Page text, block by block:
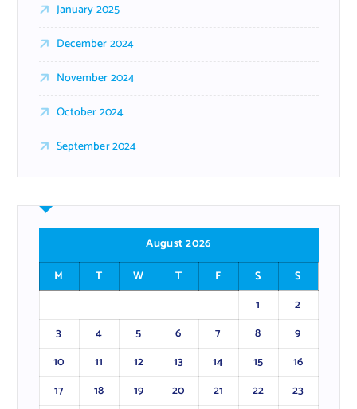
January 2025
December 2024
November 2024
October 2024
September 2024
August 2026
M
T W T F S
S
1
2
3
4 5 6 7 8
9
10
11 12 13 14 15
16
17
18 19 20 21 22
23